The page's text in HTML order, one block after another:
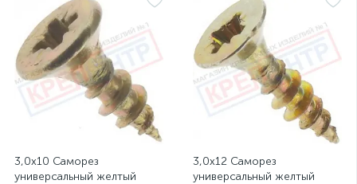
3,0х10 Саморез
универсальный желтый
3,0х12 Саморез
универсальный желтый